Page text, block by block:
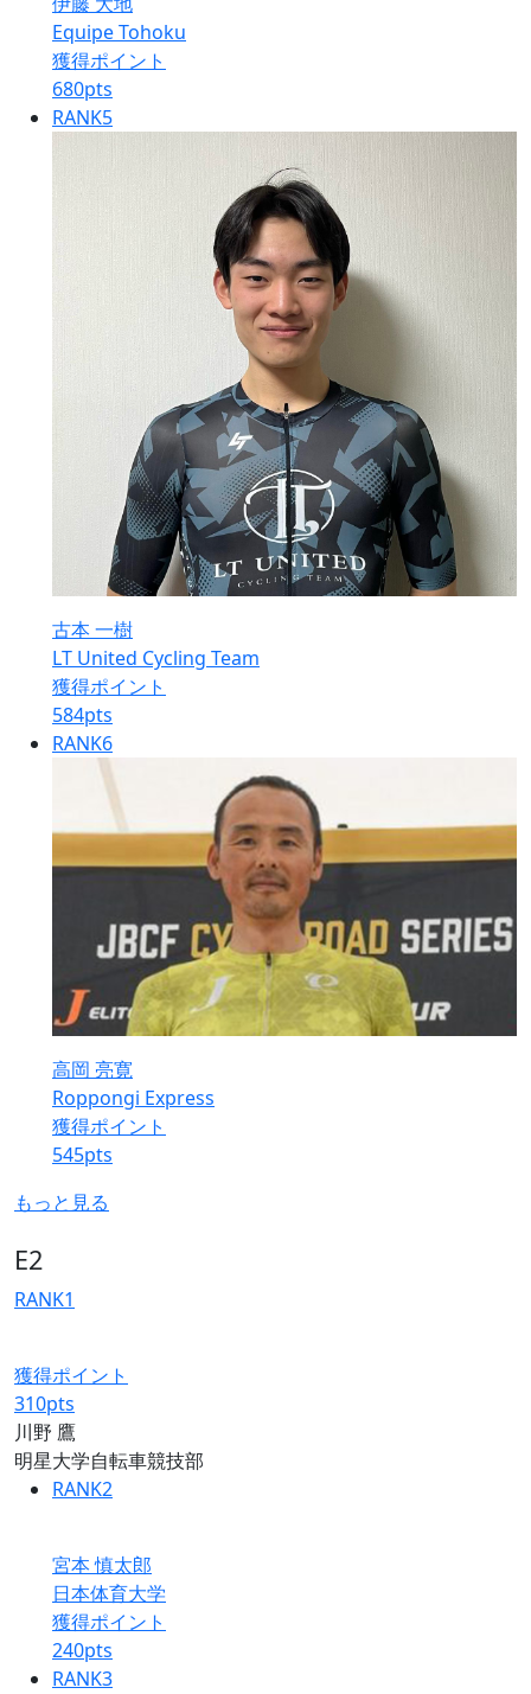
Equipe Tohoku
獲得ポイント
680pts
RANK5
古本 一樹
LT United Cycling Team
獲得ポイント
584pts
RANK6
高岡 亮寛
Roppongi Express
獲得ポイント
545pts
もっと見る
E2
RANK1
獲得ポイント
310pts
川野 鷹
明星大学自転車競技部
RANK2
宮本 慎太郎
日本体育大学
獲得ポイント
240pts
RANK3